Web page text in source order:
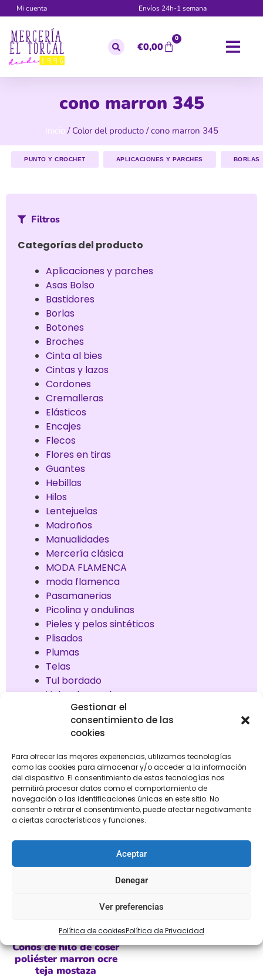
Gestionar el
consentimiento de las
cookies
Para ofrecer las mejores experiencias, utilizamos tecnologías
como las cookies para almacenar y/o acceder a la información
del dispositivo. El consentimiento de estas tecnologías nos
permitirá procesar datos como el comportamiento de
navegación o las identificaciones únicas en este sitio. No
consentir o retirar el consentimiento, puede afectar negativamente
a ciertas características y funciones.
Aceptar
Denegar
Ver preferencias
Política de cookiesPolítica de Privacidad
Mi cuenta Envíos 24h-1 semana
€0,00
0
cono marron 345
Inicio / Color del producto / cono marron 345
PUNTO Y CROCHET APLICACIONES Y PARCHES BORLAS
Filtros
Categorías del producto
Aplicaciones y parches
Asas Bolso
Bastidores
Borlas
Botones
Broches
Cinta al bies
Cintas y lazos
Cordones
Cremalleras
Elásticos
Encajes
Flecos
Flores en tiras
Guantes
Hebillas
Hilos
Lentejuelas
Madroños
Manualidades
Mercería clásica
MODA FLAMENCA
moda flamenca
Pasamanerias
Picolina y ondulinas
Pieles y pelos sintéticos
Plisados
Plumas
Telas
Tul bordado
Vales de regalos
Mostrando el único resultado
Conos de hilo de coser
poliéster marron ocre
teja mostaza